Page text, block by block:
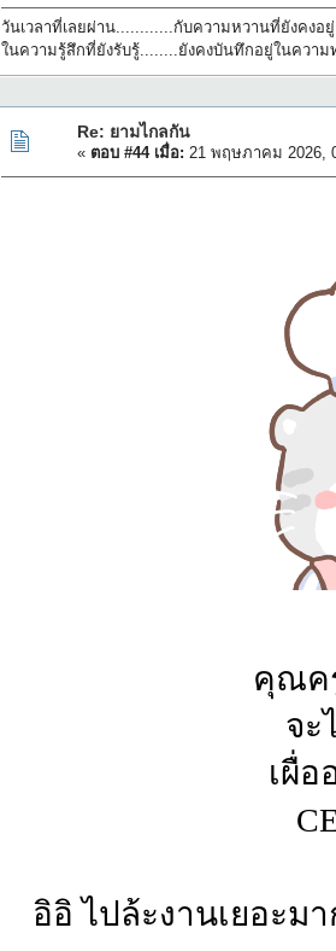
วันเวลาที่เลยผ่าน............กับความหวานที่ยังคงอยู่
ในความรู้สึกที่ยังรับรู้........ยังคงบันทึกอยู่ในความ
Re: ยามไกลกัน
« ตอบ #44 เมื่อ: 21 พฤษภาคม 2026,
คุณค
จะ
เผื่
อิอิ ไปล้ะงานเยอะม